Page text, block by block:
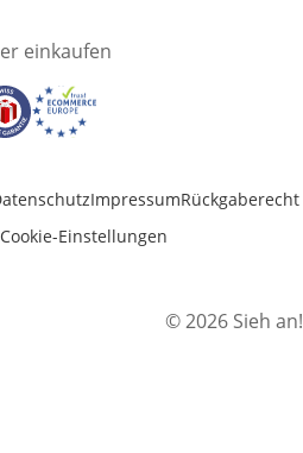
einkaufen
in neuem Fenster
Öffnet in neuem Fenster
ImpressumRückgaberecht
Cookie-Einstellungen
© 2026 Sieh an!